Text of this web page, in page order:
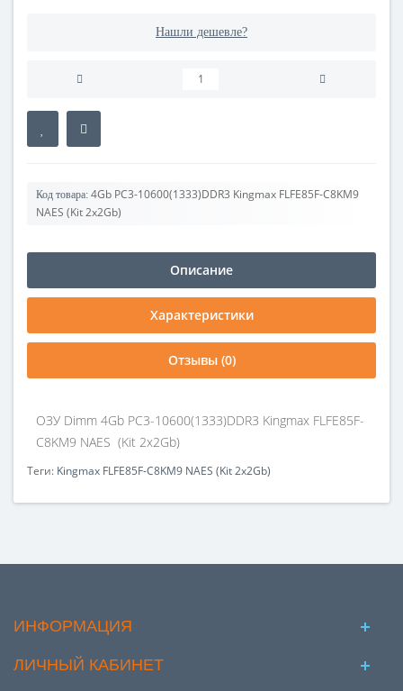
Нашли дешевле?
Код товара: 4Gb PC3-10600(1333)DDR3 Kingmax FLFE85F-C8KM9
NAES (Kit 2x2Gb)
Описание
Характеристики
Отзывы (0)
ОЗУ Dimm 4Gb PC3-10600(1333)DDR3 Kingmax FLFE85F-
C8KM9 NAES (Kit 2x2Gb)
Теги: Kingmax FLFE85F-C8KM9 NAES (Kit 2x2Gb)
ИНФОРМАЦИЯ
ЛИЧНЫЙ КАБИНЕТ